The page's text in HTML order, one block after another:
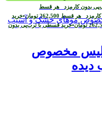
بدون کارمزد هر قسط
هر قسط 262,500 تومان•خرید
تومان•خرید قسطی با ترب‌پی بدون
کاره گلیس مخصوص